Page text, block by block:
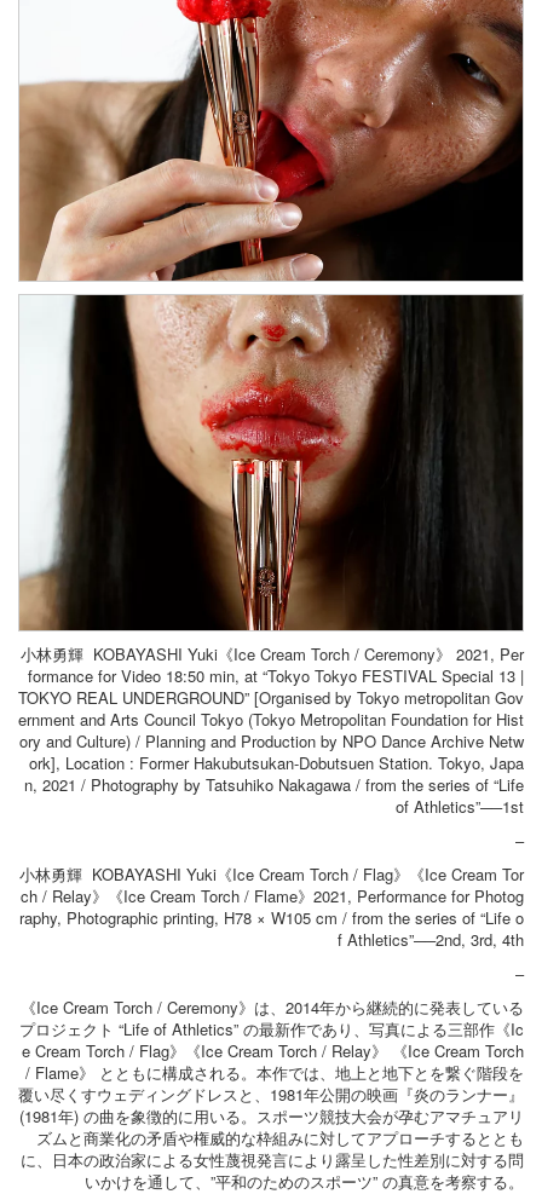
小林勇輝 KOBAYASHI Yuki《Ice Cream Torch / Ceremony》 2021, Per
formance for Video 18:50 min, at “Tokyo Tokyo FESTIVAL Special 13 |
TOKYO REAL UNDERGROUND” [Organised by Tokyo metropolitan Gov
ernment and Arts Council Tokyo (Tokyo Metropolitan Foundation for Hist
ory and Culture) / Planning and Production by NPO Dance Archive Netw
ork], Location : Former Hakubutsukan-Dobutsuen Station. Tokyo, Japa
n, 2021 / Photography by Tatsuhiko Nakagawa / from the series of “Life
of Athletics”──1st
–
小林勇輝 KOBAYASHI Yuki《Ice Cream Torch / Flag》《Ice Cream Tor
ch / Relay》《Ice Cream Torch / Flame》2021, Performance for Photog
raphy, Photographic printing, H78 × W105 cm / from the series of “Life o
f Athletics”──2nd, 3rd, 4th
–
《Ice Cream Torch / Ceremony》は、2014年から継続的に発表している
プロジェクト “Life of Athletics” の最新作であり、写真による三部作《Ic
e Cream Torch / Flag》《Ice Cream Torch / Relay》 《Ice Cream Torch
/ Flame》 とともに構成される。本作では、地上と地下とを繋ぐ階段を
覆い尽くすウェディングドレスと、1981年公開の映画『炎のランナー』
(1981年) の曲を象徴的に用いる。スポーツ競技大会が孕むアマチュアリ
ズムと商業化の矛盾や権威的な枠組みに対してアプローチするととも
に、日本の政治家による女性蔑視発言により露呈した性差別に対する問
いかけを通して、”平和のためのスポーツ” の真意を考察する。